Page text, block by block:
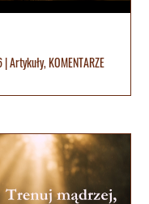
|Artykuły,KOMENTARZE